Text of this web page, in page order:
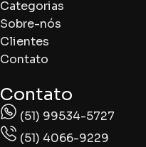
Categorias
Sobre-nós
Clientes
Contato
Contato
(51) 99534-5727
(51) 4066-9229